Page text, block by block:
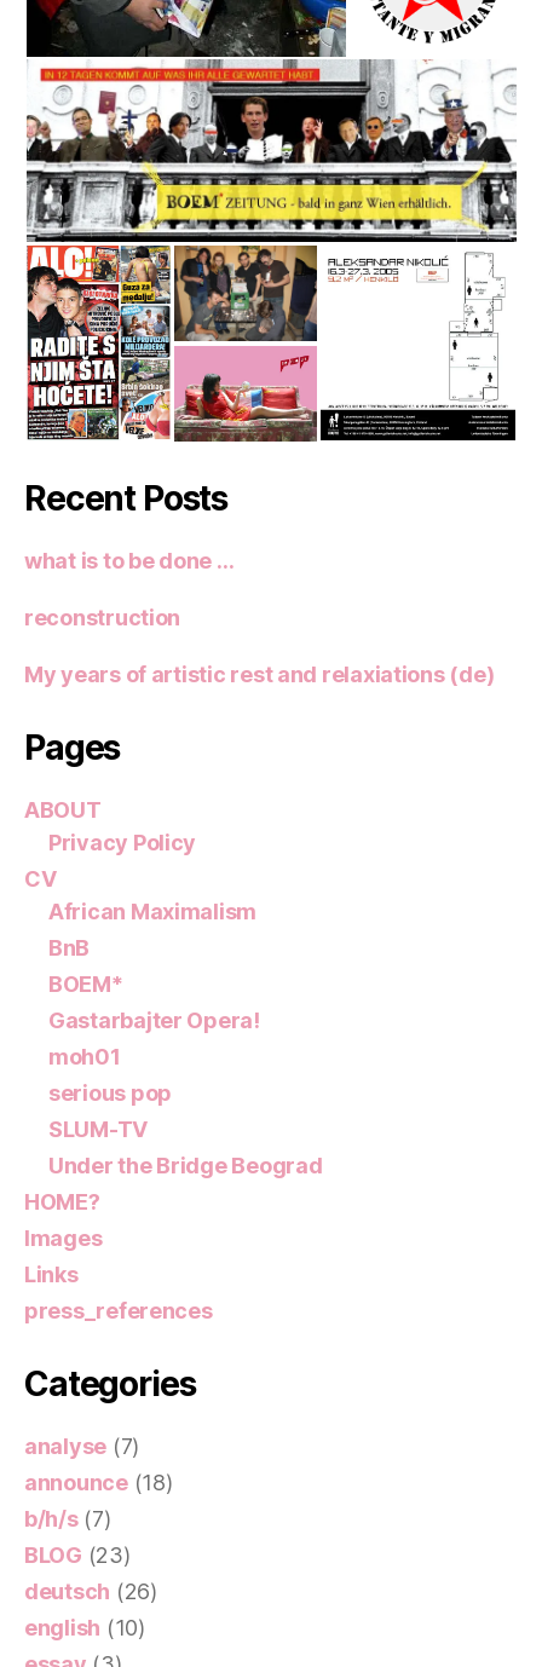
Recent Posts
what is to be done …
reconstruction
My years of artistic rest and relaxiations (de)
Pages
ABOUT
Privacy Policy
CV
African Maximalism
BnB
BOEM*
Gastarbajter Opera!
moh01
serious pop
SLUM-TV
Under the Bridge Beograd
HOME?
Images
Links
press_references
Categories
analyse (7)
announce(18)
b/h/s(7)
BLOG (23)
deutsch (26)
english (10)